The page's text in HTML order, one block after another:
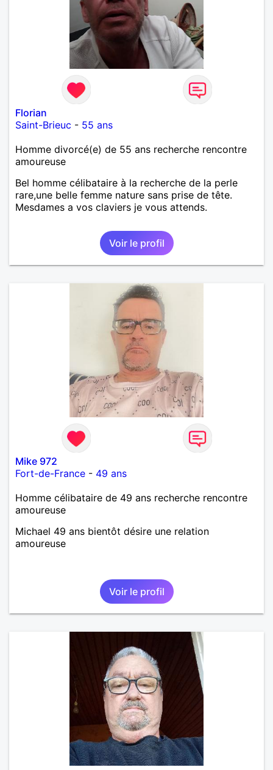
Florian
Saint-Brieuc - 55 ans
Homme divorcé(e) de 55 ans recherche rencontre
amoureuse
Bel homme célibataire à la recherche de la perle
rare,une belle femme nature sans prise de tête.
Mesdames a vos claviers je vous attends.
Voir le profil
Mike 972
Fort-de-France - 49 ans
Homme célibataire de 49 ans recherche rencontre
amoureuse
Michael 49 ans bientôt désire une relation
amoureuse
Voir le profil